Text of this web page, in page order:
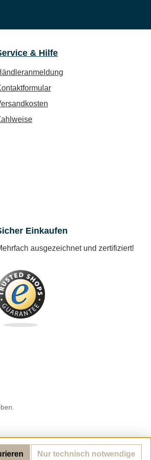
& Hilfe
Einkaufen
ausgezeichnet und zertifiziert!
Nur technisch notwendige